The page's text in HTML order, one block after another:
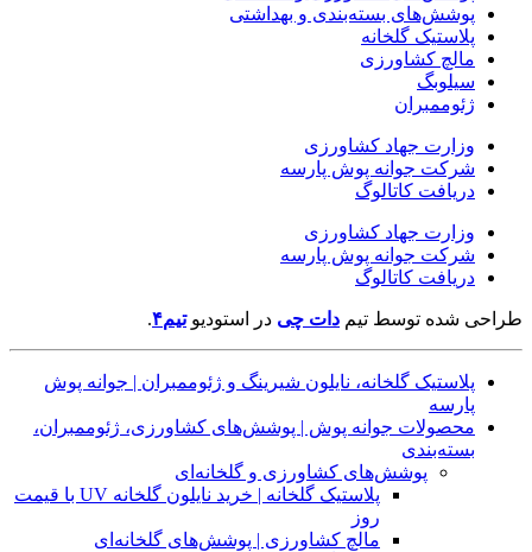
پوشش‌های بسته‌بندی و بهداشتی
پلاستیک گلخانه
مالچ کشاورزی
سیلوبگ
ژئوممبران
وزارت جهاد کشاورزی
شرکت جوانه پوش پارسه
دریافت کاتالوگ
وزارت جهاد کشاورزی
شرکت جوانه پوش پارسه
دریافت کاتالوگ
طراحی شده توسط تیم دات چی در استودیوتیم۴ .
پلاستیک گلخانه، نایلون شیرینگ و ژئوممبران | جوانه پوش
پارسه
محصولات جوانه پوش | پوشش‌های کشاورزی، ژئوممبران،
بسته‌بندی
پوشش‌های کشاورزی و گلخانه‌ای
پلاستیک گلخانه | خرید نایلون گلخانه UV با قیمت
روز
مالچ کشاورزی | پوشش‌های گلخانه‌ای